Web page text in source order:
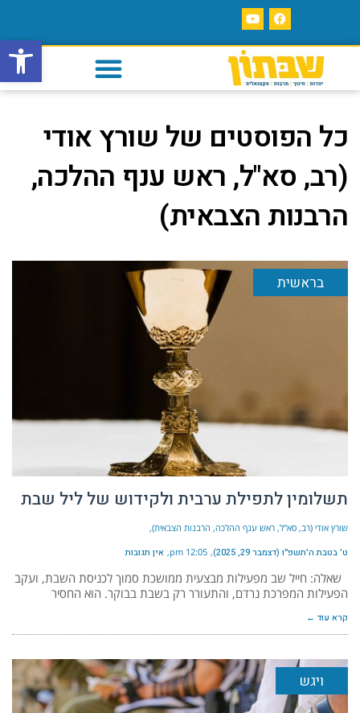
פתח
כל הפוסטים של שורץ אודי
(רב, סא"ל, ראש ענף ההלכה,
הרבנות הצבאית)
בראשית
תשלומין לתפילת ערבית ולקידוש של ליל שבת
שורץ אודי (רב, סא"ל, ראש ענף ההלכה, הרבנות הצבאית)
ט׳ בטבת ה׳תשפ״ו (דצמבר 29, 2025) 12:05 pm אין תגובות
שאלה: חייל שב מפעילות מבצעית ממושכת סמוך לכניסת השבת, ועקב
הפעילות המפרכת נרדם, והתעורר רק בשבת בבוקר. הוא החסיר
קרא עוד ←
ויגש